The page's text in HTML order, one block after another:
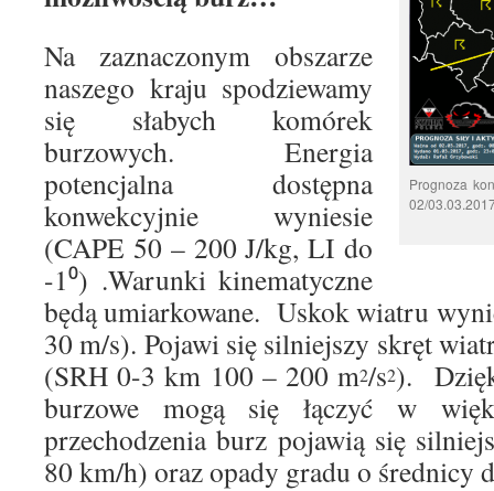
Prognoza
02/
Na zaznaczonym obszarze
naszego kraju spodziewamy
się słabych komórek
burzowych. Energia
potencjalna dostępna
konwekcyjnie wyniesie
(CAPE 50 – 200 J/kg, LI do
-1⁰) .Warunki kinematyczne
będą umiarkowane. Uskok wiatru
30 m/s). Pojawi się silniejszy skręt
(SRH 0-3 km 100 – 200 m2/s2).
burzowe mogą się łączyć w
przechodzenia burz pojawią się
80 km/h) oraz opady gradu o średnicy